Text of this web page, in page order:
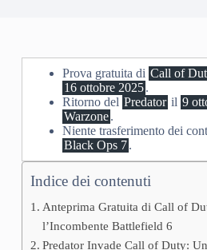
Prova gratuita di Call of
16 ottobre 2025.
Ritorno del Predator il 9
Warzone.
Niente trasferimento dei
Black Ops 7.
Indice dei contenuti
Anteprima Gratuita di Call of
l’Incombente Battlefield 6
Predator Invade Call of Duty: